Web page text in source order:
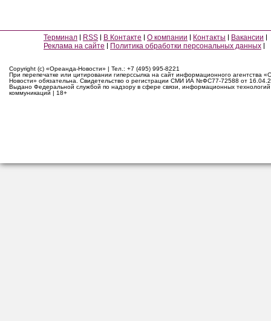
Терминал RSS В Контакте О компании Контакты
Вакансии
Реклама на сайте
Политика обработки персональных данных
Copyright (c) «Ореанда-Новости» | Тел.: +7 (495) 995-8221
При перепечатке или цитировании гиперссылка на сайт информационного агентства
Новости» обязательна. Свидетельство о регистрации СМИ ИА №ФС77-72588 от
Выдано Федеральной службой по надзору в сфере связи, информационных
коммуникаций | 18+